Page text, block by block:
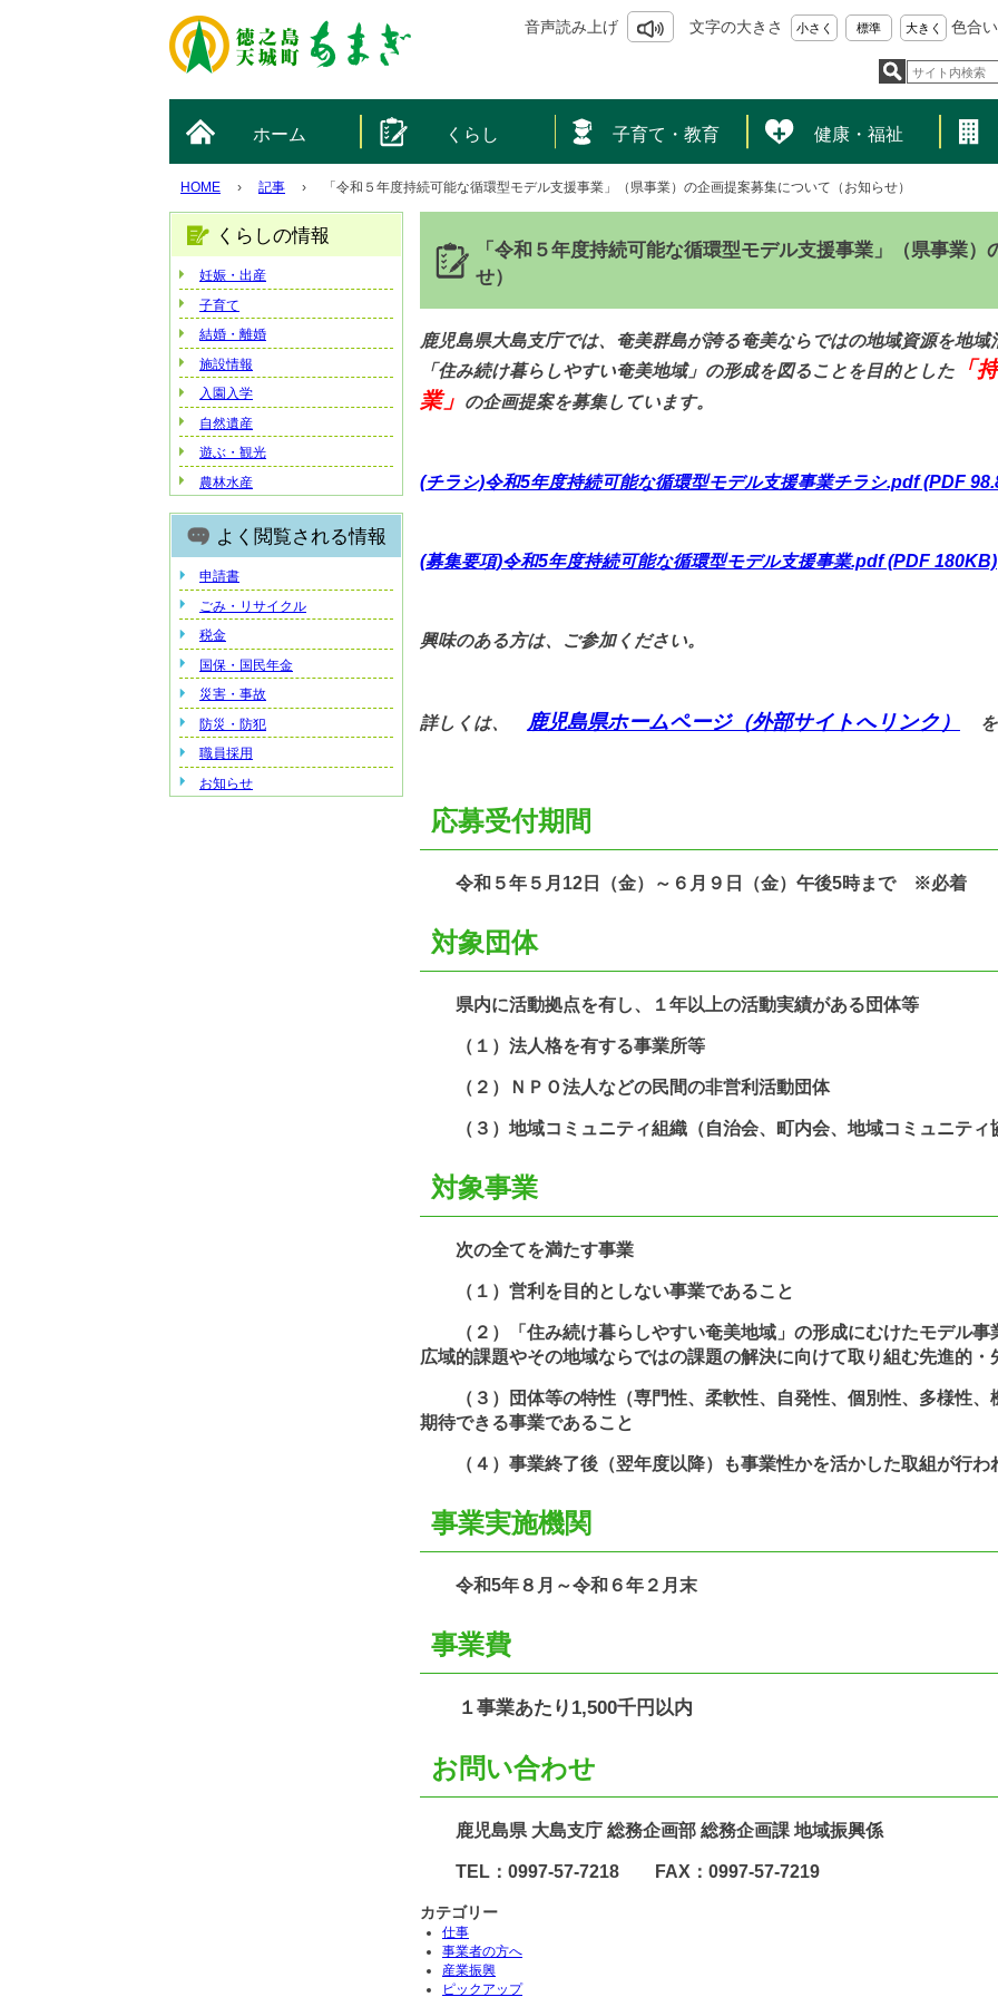
音声読み上げ 文字の大きさ 小さく 標準 大きく 色合
ホーム くらし 子育て・教育 健康・福祉
HOME › 記事 › 「令和５年度持続可能な循環型モデル支援事業」（県事業）の企画提案募集について（お知らせ）
「令和５年度持続可能な循環型モデル支援事業」（県事業
せ）
鹿児島県大島支庁では、奄美群島が誇る奄美ならではの地域資源を地域
「住み続け暮らしやすい奄美地域」の形成を図ることを目的とした
「
業」 の企画提案を募集しています。
(チラシ)令和5年度持続可能な循環型モデル支援事業チラシ.pdf (PDF
(募集要項)令和5年度持続可能な循環型モデル支援事業.pdf (PDF 180KB)
興味のある方は、ご参加ください。
詳しくは、 鹿児島県ホームページ（外部サイトへリンク）
応募受付期間
令和５年５月12日（金）～６月９日（金）午後5時まで ※必着
対象団体
県内に活動拠点を有し、１年以上の活動実績がある団体等
（１）法人格を有する事業所等
（２）ＮＰＯ法人などの民間の非営利活動団体
（３）地域コミュニティ組織（自治会、町内会、地域コミュニティ
対象事業
次の全てを満たす事業
（１）営利を目的としない事業であること
（２）「住み続け暮らしやすい奄美地域」の形成にむけたモデル事
広域的課題やその地域ならではの課題の解決に向けて取り組む先進的・
（３）団体等の特性（専門性、柔軟性、自発性、個別性、多様性、
期待できる事業であること
（４）事業終了後（翌年度以降）も事業性かを活かした取組が行わ
事業実施機関
令和5年８月～令和６年２月末
事業費
１事業あたり1,500千円以内
お問い合わせ
鹿児島県 大島支庁 総務企画部 総務企画課 地域振興係
TEL：0997-57-7218 FAX：0997-57-7219
カテゴリー
仕事
事業者の方へ
産業振興
ピックアップ
くらしの情報
妊娠・出産
子育て
結婚・離婚
施設情報
入園入学
自然遺産
遊ぶ・観光
農林水産
よく閲覧される情報
申請書
ごみ・リサイクル
税金
国保・国民年金
災害・事故
防災・防犯
職員採用
お知らせ